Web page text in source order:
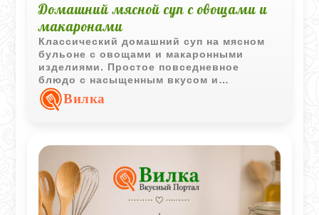
Домашний мясной суп с овощами и
макаронами
Классический домашний суп на мясном
бульоне с овощами и макаронными
изделиями. Простое повседневное
блюдо с насыщенным вкусом и
привычным набором ингредиентов.
Вилка